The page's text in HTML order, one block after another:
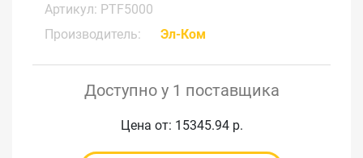
Артикул: PTF5000
Производитель:
Эл-Ком
Доступно у 1 поставщика
Цена от: 15345.94 р.